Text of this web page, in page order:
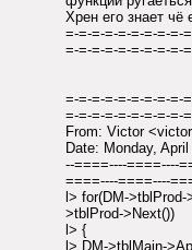
Хрен его знает чё
=-=-=-=-=-=-=-=-=-
=-=-=-=-=-=-=-=-=-
=-=-=-=-=-=-=-=-=-
=-=-=-=-=-=-=-=-=-
From: Victor
Date: Monday,
--====----====----
====----====----
l> for(DM-
>tblProd->Next())
l> {
l> DM->tblMain-